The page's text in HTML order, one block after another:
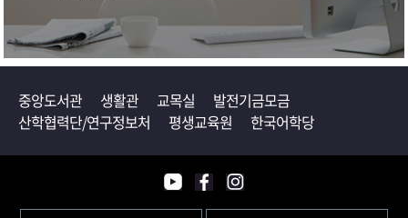
중앙도서관 생활관 교목실
발전기금모금
산학협력단/연구정보처
평생교육원 한국어학당